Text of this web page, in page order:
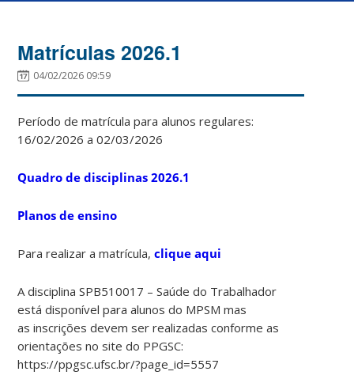
Matrículas 2026.1
04/02/2026 09:59
Período de matrícula para alunos regulares:
16/02/2026 a 02/03/2026
Quadro de disciplinas 2026.1
Planos de ensino
Para realizar a matrícula,clique aqui
A disciplina SPB510017 – Saúde do Trabalhador
está disponível para alunos do MPSM mas
as inscrições devem ser realizadas conforme as
orientações no site do PPGSC:
https://ppgsc.ufsc.br/?page_id=5557